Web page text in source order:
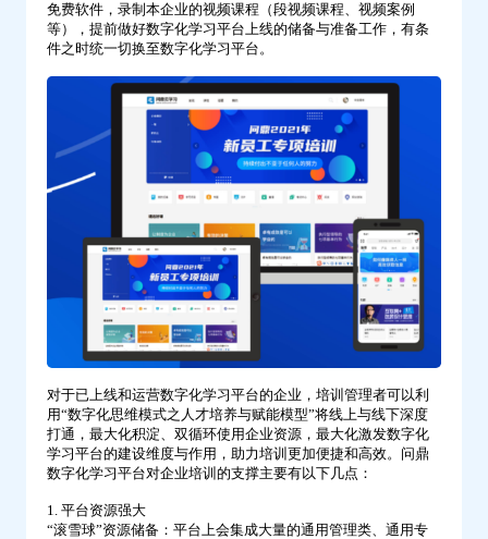
免费软件，录制本企业的视频课程（段视频课程、视频案例
等），提前做好数字化学习平台上线的储备与准备工作，有条
件之时统一切换至数字化学习平台。
对于已上线和运营数字化学习平台的企业，培训管理者可以利
用“数字化思维模式之人才培养与赋能模型”将线上与线下深度
打通，最大化积淀、双循环使用企业资源，最大化激发数字化
学习平台的建设维度与作用，助力培训更加便捷和高效。问鼎
数字化学习平台对企业培训的支撑主要有以下几点：
1. 平台资源强大
“滚雪球”资源储备：平台上会集成大量的通用管理类、通用专